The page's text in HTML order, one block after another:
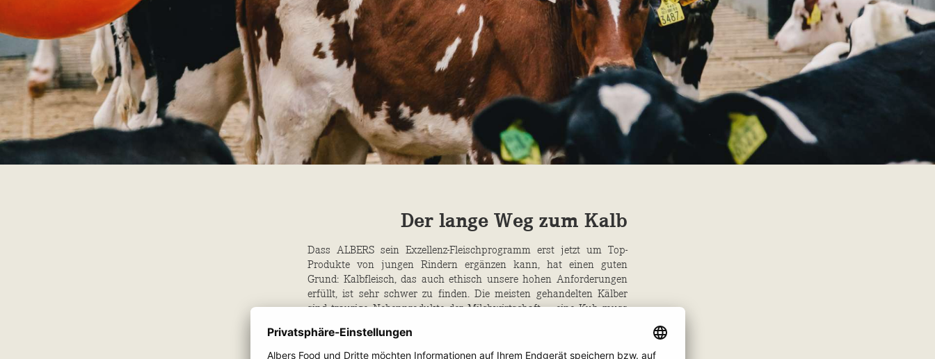
Der lange Weg zum Kalb
Dass ­ALBERS sein Exzellenz-Fleischprogramm erst jetzt um Top-
Produkte von jungen Rindern ergänzen kann, hat einen guten
Grund: Kalbfleisch, das auch ethisch unsere hohen Anforderungen
erfüllt, ist sehr schwer zu finden. Die meisten gehandelten Kälber
sind traurige Nebenprodukte der Milchwirtschaft – eine Kuh muss
Massen an Kälbern gibt es aber keinen geregelten Markt, die Qualität
schwankt stark.